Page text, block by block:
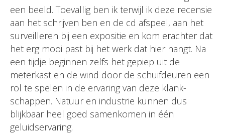
een beeld. Toevallig ben ik terwijl ik deze recensie
aan het schrijven ben en de cd afspeel, aan het
surveilleren bij een expositie en kom erachter dat
het erg mooi past bij het werk dat hier hangt. Na
een tijdje beginnen zelfs het gepiep uit de
meterkast en de wind door de schuifdeuren een
rol te spelen in de ervaring van deze klank-
schappen. Natuur en industrie kunnen dus
blijkbaar heel goed samenkomen in één
geluidservaring.